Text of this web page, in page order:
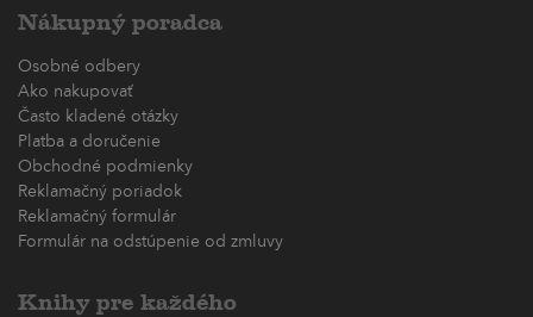
Nákupný poradca
Osobné odbery
Ako nakupovať
Často kladené otázky
Platba a doručenie
Obchodné podmienky
Reklamačný poriadok
Reklamačný formulár
Formulár na odstúpenie od zmluvy
Knihy pre každého